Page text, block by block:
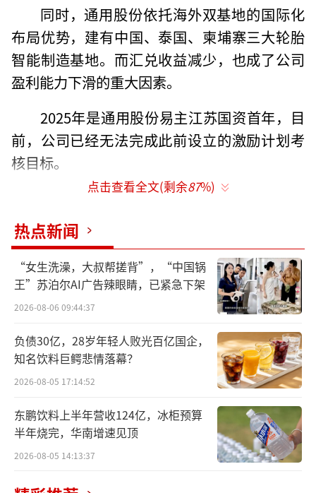
同时，通用股份依托海外双基地的国际化
布局优势，建有中国、泰国、柬埔寨三大轮胎
智能制造基地。而汇兑收益减少，也成了公司
盈利能力下滑的重大因素。
2025年是通用股份易主江苏国资首年，目
前，公司已经无法完成此前设立的激励计划考
核目标。
业绩“增收不增利”
近年来，轮胎产业链加快海外布局步伐，
一度大幅提升相关企业业绩，但如今却遭
到“反噬”。
目前，中国轮胎企业通过海外建厂战略，
已形成覆盖东南亚、欧洲、北美、非洲等区域
的全球化生产网络。
截至2025年三季度末，头部企业如赛轮轮
胎、玲珑轮胎、中策橡胶等在海外拥有超过27
家工厂，其中东南亚仍是主要布局区域（如泰
国、越南、马来西亚），但欧洲（塞尔维
亚）、北美（墨西哥）、非洲（埃及）等地的
点击查看全文(剩余87%)
热点新闻
“女生洗澡，大叔帮搓背”，“中国锅
王”苏泊尔AI广告辣眼睛，已紧急下架
2026-08-06 09:44:37
负债30亿，28岁年轻人败光百亿国企，
知名饮料巨鳄悲情落幕？
2026-08-05 17:14:52
东鹏饮料上半年营收124亿，冰柜预算
半年烧完，华南增速见顶
2026-08-05 14:13:37